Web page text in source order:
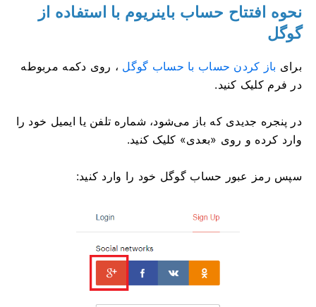
نحوه افتتاح حساب باینریوم با استفاده از
گوگل
برای باز کردن حساب با حساب گوگل ، روی دکمه مربوطه
در فرم کلیک کنید.
در پنجره جدیدی که باز می‌شود، شماره تلفن یا ایمیل خود را
وارد کرده و روی «بعدی» کلیک کنید.
سپس رمز عبور حساب گوگل خود را وارد کنید: